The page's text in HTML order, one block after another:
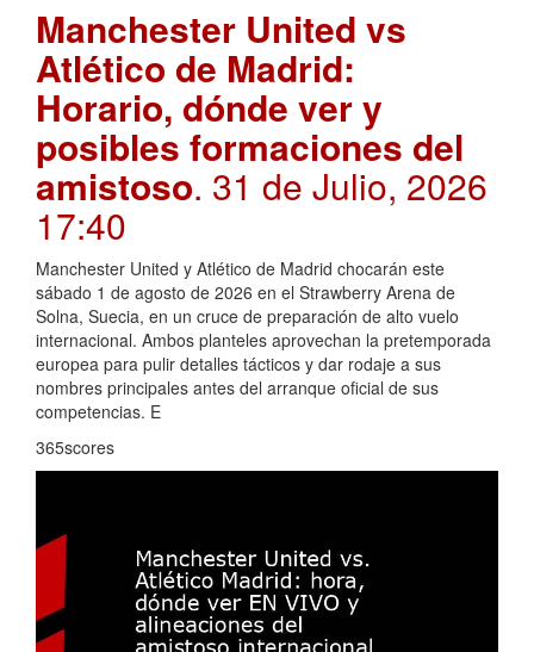
Manchester United vs
Atlético de Madrid:
Horario, dónde ver y
posibles formaciones del
amistoso. 31 de Julio, 2026
17:40
Manchester United y Atlético de Madrid chocarán este
sábado 1 de agosto de 2026 en el Strawberry Arena de
Solna, Suecia, en un cruce de preparación de alto vuelo
internacional. Ambos planteles aprovechan la pretemporada
europea para pulir detalles tácticos y dar rodaje a sus
nombres principales antes del arranque oficial de sus
competencias. E
365scores